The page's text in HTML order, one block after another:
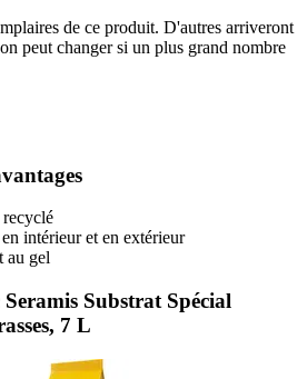
de ce produit. D'autres arriveront
peut changer si un plus grand nombre
intérieur et en extérieur
au gel
Seramis Substrat Spécial
7 L